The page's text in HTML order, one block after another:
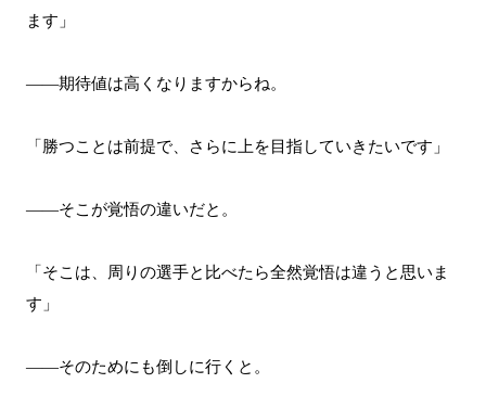
ます」
――期待値は高くなりますからね。
「勝つことは前提で、さらに上を目指していきたいです」
――そこが覚悟の違いだと。
「そこは、周りの選手と比べたら全然覚悟は違うと思いま
す」
――そのためにも倒しに行くと。